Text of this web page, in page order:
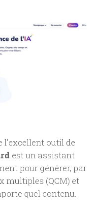
l’excellent outil de
est un assistant
pour générer, par
multiples (QCM) et
quel contenu.